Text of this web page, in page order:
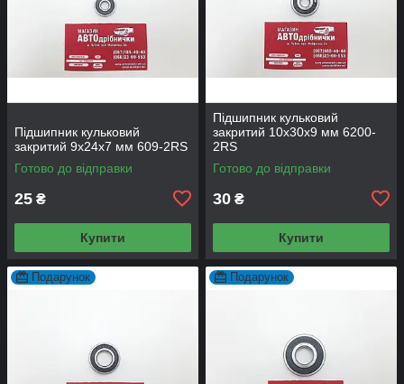
Підшипник кульковий
закритий 9х24х7 мм 609-2RS
Готово до відправки
25 ₴
Купити
Підшипник кульковий
закритий 10х30х9 мм 6200-
2RS
Готово до відправки
30 ₴
Купити
Подарунок Подарунок